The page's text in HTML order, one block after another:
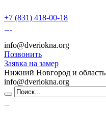
+7 (831) 418-00-18
info@dveriokna.org
Позвонить
Заявка на замер
Нижний Новгород и область
info@dveriokna.org